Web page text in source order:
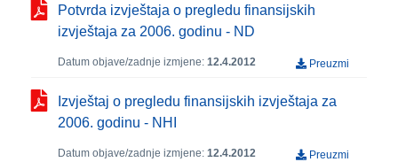
Potvrda izvještaja o pregledu finansijskih
izvještaja za 2006. godinu - ND
Datum objave/zadnje izmjene: 12.4.2012 Preuzmi
Izvještaj o pregledu finansijskih izvještaja za
2006. godinu - NHI
Datum objave/zadnje izmjene: 12.4.2012 Preuzmi